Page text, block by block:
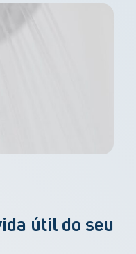
útil do seu